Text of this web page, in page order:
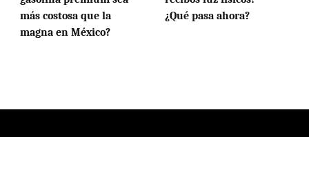
más costosa que la
magna en México?
¿Qué pasa ahora?